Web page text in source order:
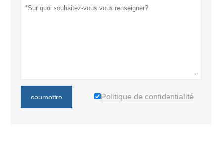
soumettre Politique de confidentialité